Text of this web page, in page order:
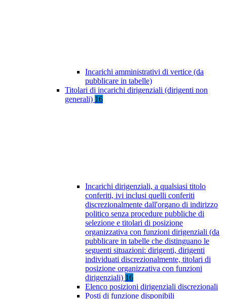
Incarichi amministrativi di vertice (da
pubblicare in tabelle)
Titolari di incarichi dirigenziali (dirigenti non
generali) 16
Incarichi dirigenziali, a qualsiasi titolo
conferiti, ivi inclusi quelli conferiti
discrezionalmente dall'organo di indirizzo
politico senza procedure pubbliche di
selezione e titolari di posizione
organizzativa con funzioni dirigenziali (da
pubblicare in tabelle che distinguano le
seguenti situazioni: dirigenti, dirigenti
individuati discrezionalmente, titolari di
posizione organizzativa con funzioni
dirigenziali) 16
Elenco posizioni dirigenziali discrezionali
Posti di funzione disponibili